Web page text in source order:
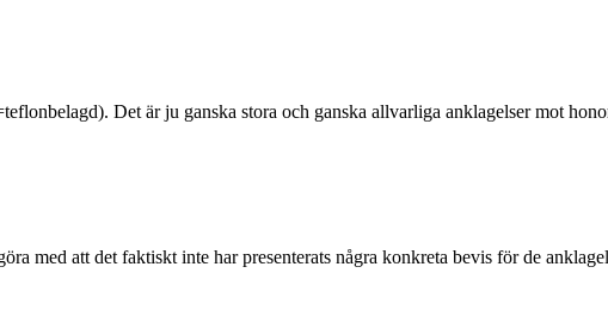
Det är ju ganska stora och ganska allvarliga anklagelser mot
med att det faktiskt inte har presenterats några konkreta bevis för de